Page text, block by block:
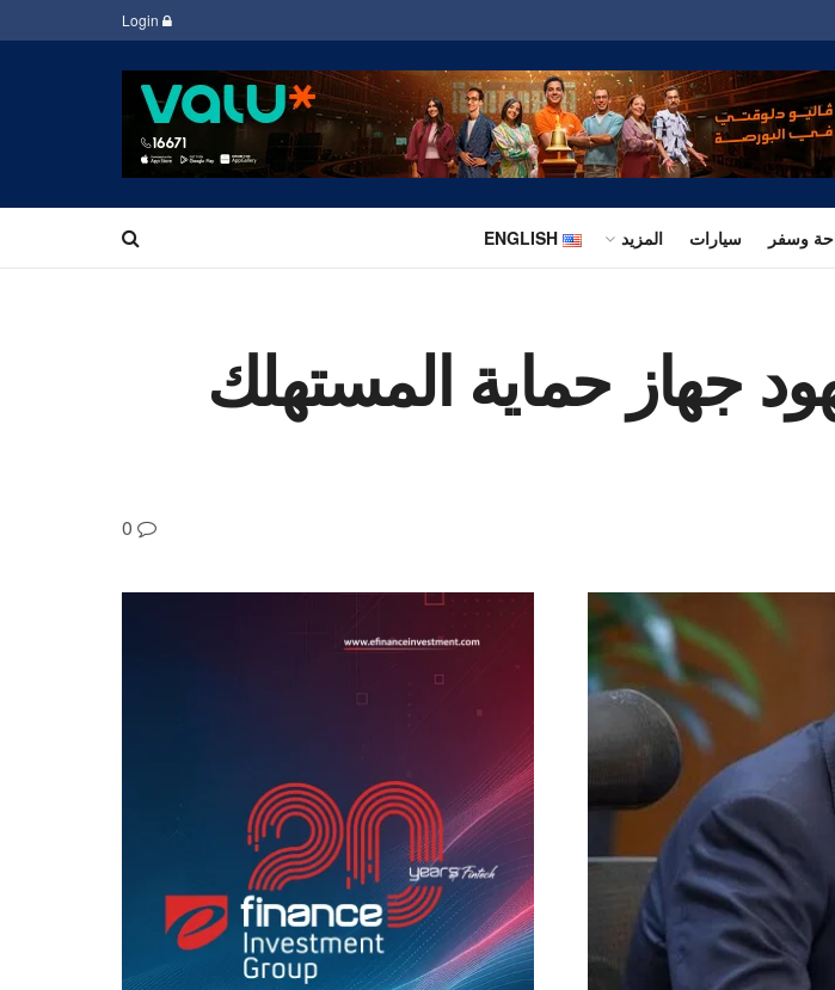
وسفر سيارات المزيد ENGLISH
جهاز حماية المستهلك